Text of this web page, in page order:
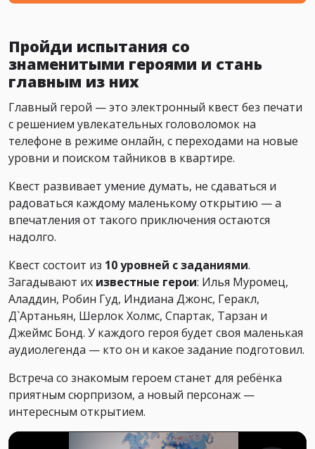
Пройди испытания со
знаменитыми героями и стань
главным из них
Главный герой — это электронный квест без печати
с решением увлекательных головоломок на
телефоне в режиме онлайн, с переходами на новые
уровни и поиском тайников в квартире.
Квест развивает умение думать, не сдаваться и
радоваться каждому маленькому открытию — а
впечатления от такого приключения остаются
надолго.
Квест состоит из 10 уровней с заданиями.
Загадывают их известные герои: Илья Муромец,
Аладдин, Робин Гуд, Индиана Джонс, Геракл,
Д`Артаньян, Шерлок Холмс, Спартак, Тарзан и
Джеймс Бонд. У каждого героя будет своя маленькая
аудиолегенда — кто он и какое задание подготовил.
Встреча со знакомым героем станет для ребёнка
приятным сюрпризом, а новый персонаж —
интересным открытием.